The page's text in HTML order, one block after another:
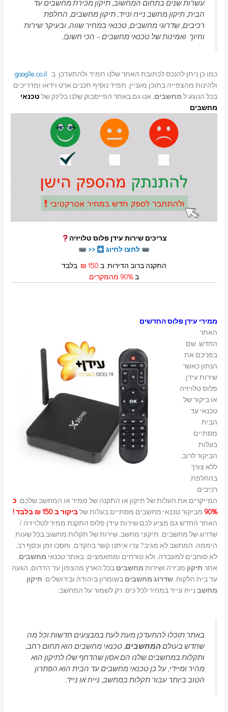
עשרות שנים בתחום המחשוב, תיקון מכירת מחשבים עד
הבית, תיקון מחשב נייח ונייד, תיקון מחשבים, החלפת
רכיבים, שדרוגי מחשבים, טכנאי במחיר שווה, ובעיקר שירות
וחיוך ואמינות של טכנאי מחשבים – הכי חשוב!.
כמו כן ניתן להנכס לכתובת האתר שלנו תמיד ולהתעדכן ב googlle.co.il
ולהינות מהצפייה בתוכן מעניין. תמיד נוסיף תכנים ארט וידאו ומדריכים
בכל הנוגע ל מחשבים. אנו גם באתר הפייסבוק שלנו בלינק של טכנאי
מחשבים
צריכים שירות עידן פלוס טלויזיה
לחצו לחיוג
<<
התקנה ברוב הדירות ב 150 ₪
בלבד
ב90% מהמקרים
ממירי עידן פלוס החדשים
האתר
החדש, שם
בפניכם את
הנתון כאשר
שירות עידן
פלוס טלויזיה
או ביקור של
טכנאי עד
הבית
מסתיים
בעלות
הביקור לרוב,
ללא צורך
בהחלפת
רכיבים
המייקרים את העלות של תיקון או התקנה של ממיר או המחשב שלכם. כ
90% מביקור טכנאי מחשבים מסתיים בעלות שלביקור ב 150 ₪ בלבד !
האתר החדש גם מציע לכם שירות עידן פלוס התקנת ממיר לטלויזיה /
שדרוג של מחשבים, תיקוני מחשב, שירות של תקלות מחשוב בכל שעות
היממה, המחשב לא מגיב? צרו איתנו קשר בהקדם, וחסכו זמן וכסף רב,
לא סוחבים למעבדה, ולא טורחים ומתאמצים. באתר טכנאי מחשבים,
אתר תיקון מכירה ושירות מחשבים בכל הארץ מהצפון עד הדרום, הגעה
עד בית הלקוח,שדרוג מחשבים בשומרון ביהודה ובירושלים, תיקון
מחשבנייח ונייד במחיר לכל כיס, רק לשמור על המחשב:
באתר תוכלו להתעדכן מעת לעת במבצעים חדשות וכל מה
שחדש בעולםהמחשבים, טכנאי מחשבים הוא תחום רחב,
ותקלות במחשבים שלנו הם אסון שהדחף שלו לתיקון הוא
מהיר ומיידי, על כן טכנאי מחשבים עד הבית הוא הפתרון
הטוב ביותר עבור תקלות במחשב, נייח או נייד.